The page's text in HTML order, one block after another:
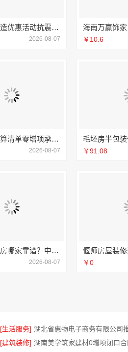
本地别墅建造优惠活动抗震防风，重庆御墅建筑材料有限公司
2026-08-07 ￥10.6
深圳装修预算清单零增项承诺，广东鼎饰空间装饰工程有限公司
2026-08-07 ￥91.08
成都农村建房哪家靠谱？中蓝建投四川专业省心
2026-08-07 ￥0
[生活服务]
[建筑装修] 湖南美学筑家建材0增项闭口